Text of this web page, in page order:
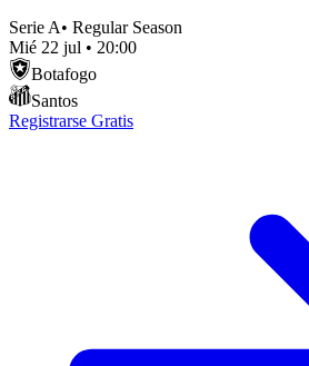
Serie A• Regular Season
Mié 22 jul • 20:00
Botafogo
Santos
Registrarse Gratis